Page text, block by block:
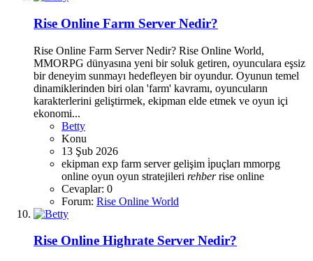
Rise Online Farm Server Nedir?
Rise Online Farm Server Nedir? Rise Online World,
MMORPG dünyasına yeni bir soluk getiren, oyunculara eşsiz
bir deneyim sunmayı hedefleyen bir oyundur. Oyunun temel
dinamiklerinden biri olan 'farm' kavramı, oyuncuların
karakterlerini geliştirmek, ekipman elde etmek ve oyun içi
ekonomi...
Betty
Konu
13 Şub 2026
ekipman exp farm server gelişim i̇puçları mmorpg
online oyun oyun stratejileri rehber rise online
Cevaplar: 0
Forum: Rise Online World
Rise Online Highrate Server Nedir?